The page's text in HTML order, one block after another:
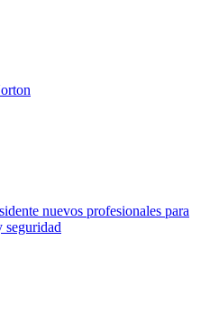
nuevos profesionales para
seguridad